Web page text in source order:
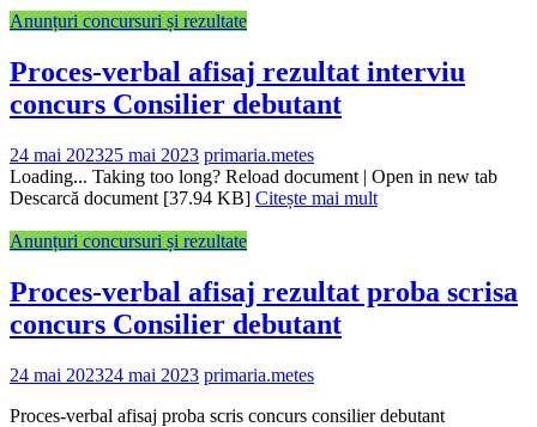
Anunțuri concursuri și rezultate
Proces-verbal afisaj rezultat interviu
concurs Consilier debutant
24 mai 202325 mai 2023 primaria.metes
Loading... Taking too long? Reload document | Open in new tab
Descarcă document [37.94 KB] Citește mai mult
Anunțuri concursuri și rezultate
Proces-verbal afisaj rezultat proba scrisa
concurs Consilier debutant
24 mai 202324 mai 2023 primaria.metes
Proces-verbal afisaj proba scris concurs consilier debutant